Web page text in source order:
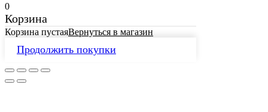
0
Корзина
Корзина пустаяВернуться в магазин
Продолжить покупки